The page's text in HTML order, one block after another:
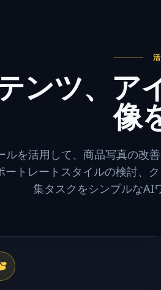
ンツ、ア
像
ルを活用して、商品写真の改
ートレートスタイルの検討、
集タスクをシンプルなAI